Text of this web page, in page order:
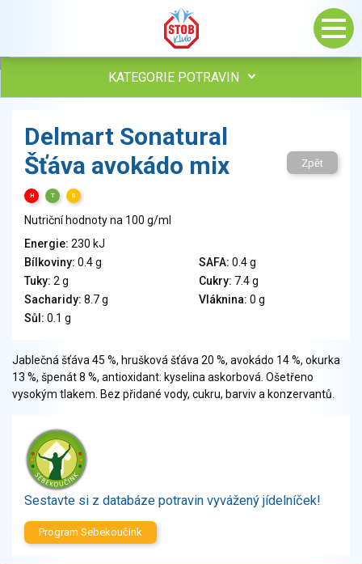
KATEGORIE POTRAVIN
Vejce
Mléko
Sýry
Veganské a vegetariánské výrobky
Tuky
Obiloviny, mouka, cereální výrobky
Chléb, pečivo, křehké chleby, pufované výrobky
Přílohy
Zelenina
Brambory, luštěniny, houby
Zmrzliny
Ochucovadla, přísady, sladidla
Sušené směsi
Polotovary, hotové pokrmy
Proteinové výrobky, doplňky stravy
Nápoje nealkoholické
Delmart Sonatural
Šťáva avokádo mix
H T S
Zpět
Nutriční hodnoty na 100 g/ml
Energie: 230 kJ
Bílkoviny: 0.4 g SAFA: 0.4 g
Tuky: 2 g Cukry: 7.4 g
Sacharidy: 8.7 g Vláknina: 0 g
Sůl: 0.1 g
Jablečná šťáva 45 %, hrušková šťáva 20 %, avokádo 14 %, okurka
13 %, špenát 8 %, antioxidant: kyselina askorbová. Ošetřeno
vysokým tlakem. Bez přidané vody, cukru, barviv a konzervantů.
Sestavte si z databáze potravin vyvážený jídelníček!
Program Sebekoučink